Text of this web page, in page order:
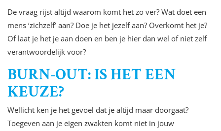
De vraag rijst altijd waarom komt het zo ver? Wat doet een
mens ‘zichzelf’ aan? Doe je het jezelf aan? Overkomt het je?
Of laat je het je aan doen en ben je hier dan wel of niet zelf
verantwoordelijk voor?
BURN-OUT: IS HET EEN
KEUZE?
Wellicht ken je het gevoel dat je altijd maar doorgaat?
Toegeven aan je eigen zwakten komt niet in jouw